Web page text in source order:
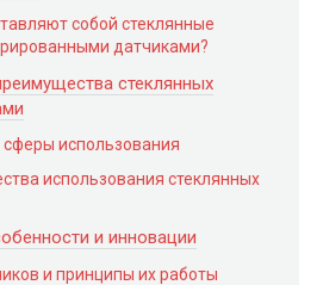
собой стеклянные
датчиками?
стеклянных
использования
использования стеклянных
и инновации
и принципы их работы